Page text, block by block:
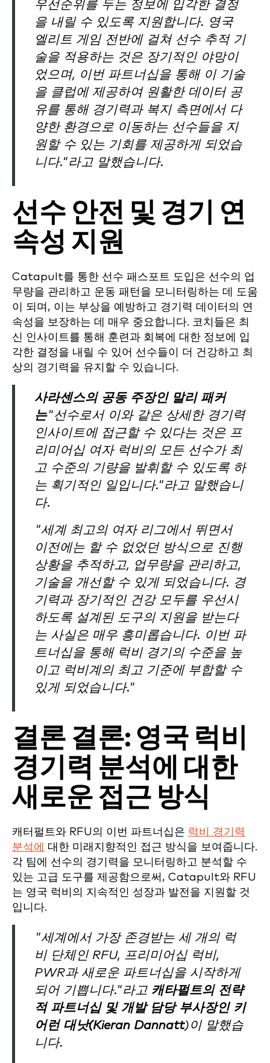
우선순위를 두는 정보에 입각한 결정
을 내릴 수 있도록 지원합니다. 영국
엘리트 게임 전반에 걸쳐 선수 추적 기
술을 적용하는 것은 장기적인 야망이
었으며, 이번 파트너십을 통해 이 기술
을 클럽에 제공하여 원활한 데이터 공
유를 통해 경기력과 복지 측면에서 다
양한 환경으로 이동하는 선수들을 지
원할 수 있는 기회를 제공하게 되었습
니다."라고 말했습니다.
선수 안전 및 경기 연
속성 지원
Catapult를 통한 선수 패스포트 도입은 선수의 업
무량을 관리하고 운동 패턴을 모니터링하는 데 도움
이 되며, 이는 부상을 예방하고 경기력 데이터의 연
속성을 보장하는 데 매우 중요합니다. 코치들은 최
신 인사이트를 통해 훈련과 회복에 대한 정보에 입
각한 결정을 내릴 수 있어 선수들이 더 건강하고 최
상의 경기력을 유지할 수 있습니다.
사라센스의 공동 주장인 말리 패커
는"선수로서 이와 같은 상세한 경기력
인사이트에 접근할 수 있다는 것은 프
리미어십 여자 럭비의 모든 선수가 최
고 수준의 기량을 발휘할 수 있도록 하
는 획기적인 일입니다."라고 말했습니
다.
"세계 최고의 여자 리그에서 뛰면서
이전에는 할 수 없었던 방식으로 진행
상황을 추적하고, 업무량을 관리하고,
기술을 개선할 수 있게 되었습니다. 경
기력과 장기적인 건강 모두를 우선시
하도록 설계된 도구의 지원을 받는다
는 사실은 매우 흥미롭습니다. 이번 파
트너십을 통해 럭비 경기의 수준을 높
이고 럭비계의 최고 기준에 부합할 수
있게 되었습니다."
결론 결론: 영국 럭비
경기력 분석에 대한
새로운 접근 방식
캐터펄트와 RFU의 이번 파트너십은 럭비 경기력
분석에
대한 미래지향적인 접근 방식을 보여줍니다.
각 팀에 선수의 경기력을 모니터링하고 분석할 수
있는 고급 도구를 제공함으로써, Catapult와 RFU
는 영국 럭비의 지속적인 성장과 발전을 지원할 것
입니다.
"세계에서 가장 존경받는 세 개의 럭
비 단체인 RFU, 프리미어십 럭비,
PWR과 새로운 파트너십을 시작하게
되어 기쁩니다."라고 캐타펄트의 전략
적 파트너십 및 개발 담당 부사장인 키
어런 대낫(Kieran Dannatt)이 말했습
니다.